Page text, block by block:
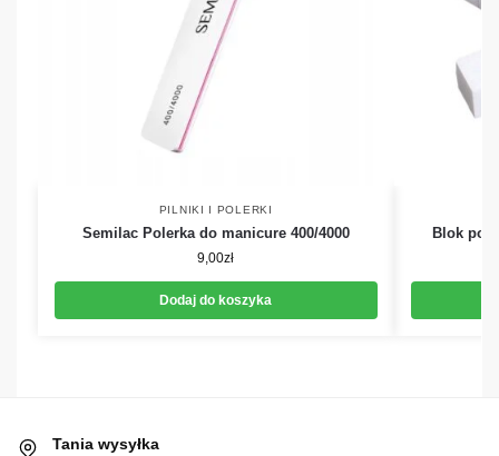
PILNIKI I POLERKI
Semilac Polerka do manicure 400/4000
9,00zł
Dodaj do koszyka
Blok
Tania wysyłka